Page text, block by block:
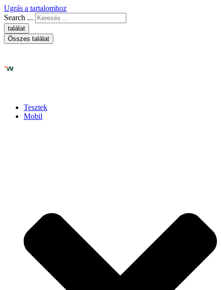
Ugrás a tartalomhoz
Search ...
találat
Összes találat
Tesztek
Mobil